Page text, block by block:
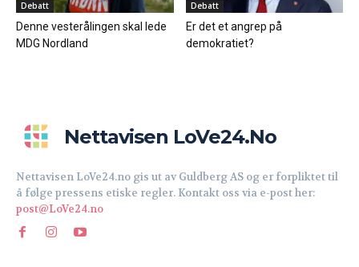
Debatt
Denne vesterålingen skal lede
MDG Nordland
Debatt
Er det et angrep på
demokratiet?
Nettavisen LoVe24.no
Nettavisen LoVe24.no gis ut av Guldberg AS og er forpliktet til
å følge pressens etiske regler. Kontakt oss via e-post her:
post@LoVe24.no